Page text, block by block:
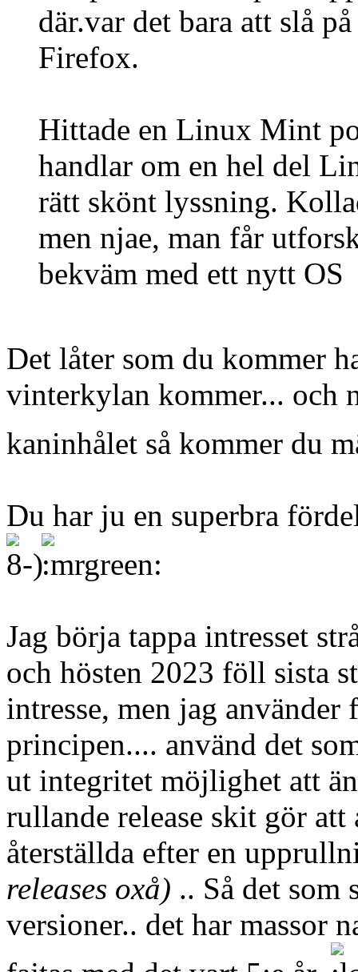
där.var det bara att slå
Firefox.
Hittade en Linux Mint
handlar om en hel del
rätt skönt lyssning.
men njae, man får
bekväm med ett nytt OS
Det låter som du kommer
vinterkylan kommer... och
kaninhålet så kommer du
Du har ju en superbra
Jag börja tappa intresset
och hösten 2023 föll sista
intresse, men jag
principen.... använd det
ut integritet möjlighet att
rullande release skit gör
återställda efter en
releases oxå) .. Så det som
versioner.. det har massor